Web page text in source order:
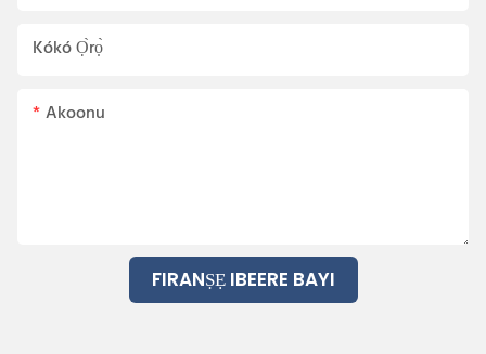
Kókó Ọ̀rọ̀
Akoonu
FIRANṢẸ IBEERE BAYI